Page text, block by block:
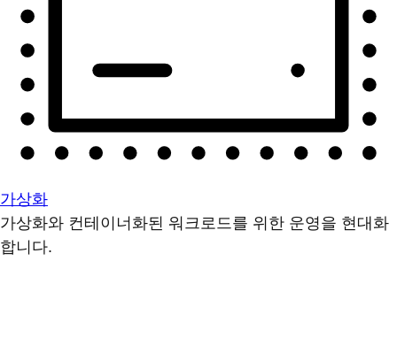
가상화
가상화와 컨테이너화된 워크로드를 위한 운영을 현대화
합니다.